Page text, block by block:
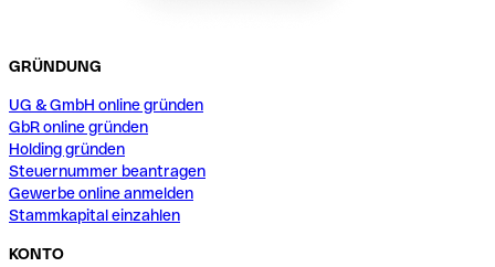
GRÜNDUNG
UG & GmbH online gründen
GbR online gründen
Holding gründen
Steuernummer beantragen
Gewerbe online anmelden
Stammkapital einzahlen
KONTO